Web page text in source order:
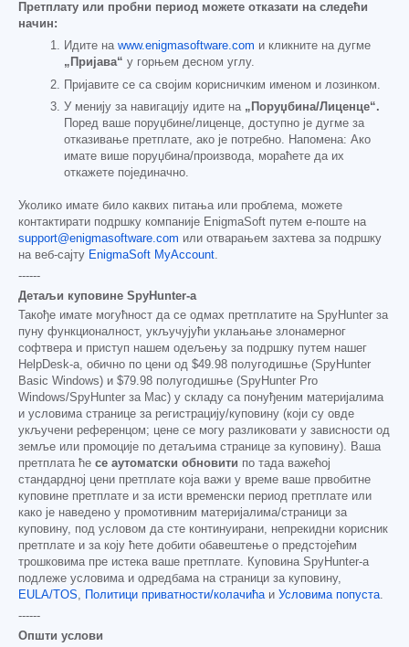
Претплату или пробни период можете отказати на следећи
начин:
Идите на www.enigmasoftware.com и кликните на дугме
„Пријава“ у горњем десном углу.
Пријавите се са својим корисничким именом и лозинком.
У менију за навигацију идите на „Поруџбина/Лиценце“.
Поред ваше поруџбине/лиценце, доступно је дугме за
отказивање претплате, ако је потребно. Напомена: Ако
имате више поруџбина/производа, мораћете да их
откажете појединачно.
Уколико имате било каквих питања или проблема, можете
контактирати подршку компаније EnigmaSoft путем е-поште на
support@enigmasoftware.com или отварањем захтева за подршку
на веб-сајту EnigmaSoft MyAccount.
------
Детаљи куповине SpyHunter-а
Такође имате могућност да се одмах претплатите на SpyHunter за
пуну функционалност, укључујући уклањање злонамерног
софтвера и приступ нашем одељењу за подршку путем нашег
HelpDesk-а, обично по цени од $49.98 полугодишње (SpyHunter
Basic Windows) и $79.98 полугодишње (SpyHunter Pro
Windows/SpyHunter за Mac) у складу са понуђеним материјалима
и условима странице за регистрацију/куповину (који су овде
укључени референцом; цене се могу разликовати у зависности од
земље или промоције по детаљима странице за куповину). Ваша
претплата ће се аутоматски обновити по тада важећој
стандардној цени претплате која важи у време ваше првобитне
куповине претплате и за исти временски период претплате или
како је наведено у промотивним материјалима/страници за
куповину, под условом да сте континуирани, непрекидни корисник
претплате и за коју ћете добити обавештење о предстојећим
трошковима пре истека ваше претплате. Куповина SpyHunter-а
подлеже условима и одредбама на страници за куповину,
EULA/TOS, Политици приватности/колачићаи Условима попуста.
------
Општи услови